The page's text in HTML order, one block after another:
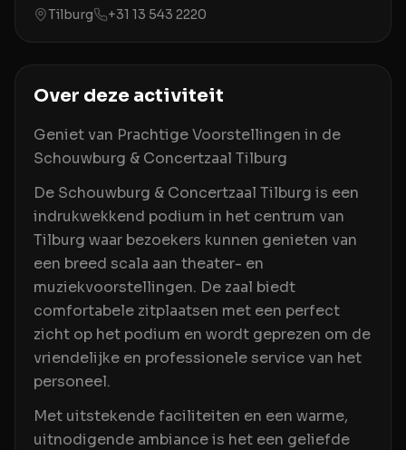
Tilburg +31 13 543 2220
Over deze activiteit
Geniet van Prachtige Voorstellingen in de
Schouwburg & Concertzaal Tilburg
De Schouwburg & Concertzaal Tilburg is een
indrukwekkend podium in het centrum van
Tilburg waar bezoekers kunnen genieten van
een breed scala aan theater- en
muziekvoorstellingen. De zaal biedt
comfortabele zitplaatsen met een perfect
zicht op het podium en wordt geprezen om de
vriendelijke en professionele service van het
personeel.
Met uitstekende faciliteiten en een warme,
uitnodigende ambiance is het een geliefde